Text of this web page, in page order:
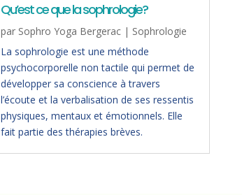
Qu’est ce que la sophrologie?
par Sophro Yoga Bergerac | Sophrologie
La sophrologie est une méthode
psychocorporelle non tactile qui permet de
développer sa conscience à travers
l’écoute et la verbalisation de ses ressentis
physiques, mentaux et émotionnels. Elle
fait partie des thérapies brèves.